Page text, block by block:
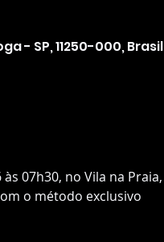
- SP, 11250-000, Brasil
07h30, no Vila na Praia,
o método exclusivo